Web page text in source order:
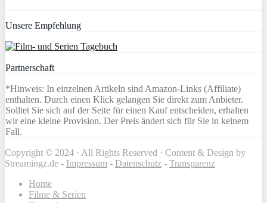
Unsere Empfehlung
Partnerschaft
*Hinweis: In einzelnen Artikeln sind Amazon-Links (Affiliate)
enthalten. Durch einen Klick gelangen Sie direkt zum Anbieter.
Solltet Sie sich auf der Seite für einen Kauf entscheiden, erhalten
wir eine kleine Provision. Der Preis ändert sich für Sie in keinem
Fall.
Copyright © 2024 · All Rights Reserved · Content & Design by
Streamingz.de - Impressum - Datenschutz - Transparenz
Home
Filme & Serien